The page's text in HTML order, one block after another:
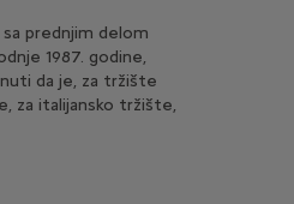
prednjim delom
1987. godine,
da je, za tržište
za italijansko tržište,